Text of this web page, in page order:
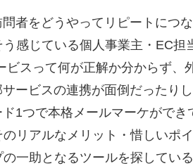
者をどうやってリピートにつ
感じている個人事業主・EC担
ビスって何が正解か分からず、
ービスの連携が面倒だったり
1つで本格メールマーケができ
リアルなメリット・惜しいポ
一助となるツールを探してい